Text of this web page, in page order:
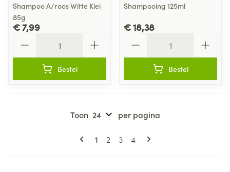
Shampoo A/roos Witte Klei
85g
€ 7,99
Bestel
Shampooing 125ml
€ 18,38
Bestel
Pagina's
U lees momenteel pagina
1 Pagina
2 Pagina
3 Pagina
4
Toon per pagina